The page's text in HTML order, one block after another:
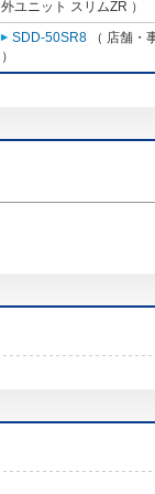
外ユニット スリムZR ）
SDD-50SR8 （ 店舗・
）